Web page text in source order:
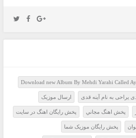
Download new Album By Mehdi Yarahi Called
یراحی به نام آینه قدی ارسال موزيک
پخش اهنگ مجاني پخش رايگان اهنگ در سايت
پخش رايگان موزيک شما